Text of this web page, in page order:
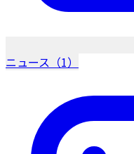
ニュース（1）